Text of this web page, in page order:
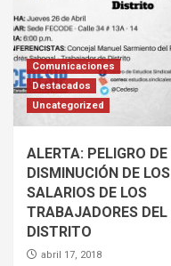
Comunicaciones
Destacados
Uncategorized
ALERTA: PELIGRO DE
DISMINUCIÓN DE LOS
SALARIOS DE LOS
TRABAJADORES DEL
DISTRITO
abril 17, 2018